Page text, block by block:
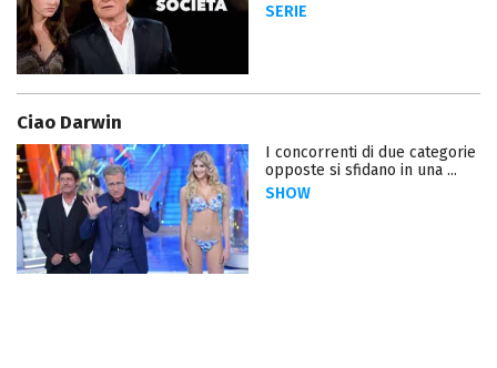
SERIE
Ciao Darwin
I concorrenti di due categorie
opposte si sfidano in una ...
SHOW